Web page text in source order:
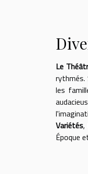
Le
rythmés.
les
Variétés,
Époque